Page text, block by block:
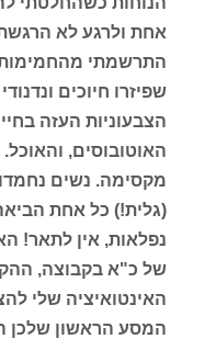
אחת ולרגע לא
התרשמתי
הצבעוניות העזה
האוטובוסים,
מקסימה. נשים
(גלית!) כל אחת
נפלאות, אין לתאר!
של כ"א בקבוצה,
האינטואיציה שלי
המסע הראשון שלכן